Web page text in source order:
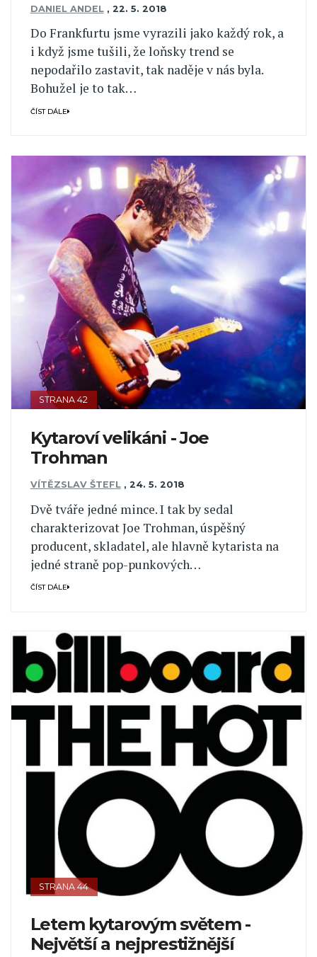
DANIEL ANDEL , 22. 5. 2018
Do Frankfurtu jsme vyrazili jako každý rok, a
i když jsme tušili, že loňsky trend se
nepodařilo zastavit, tak naděje v nás byla.
Bohužel je to tak…
ČÍST DÁLE
STRANA 42
Kytaroví velikáni - Joe
Trohman
VÍTĚZSLAV ŠTEFL , 24. 5. 2018
Dvě tváře jedné mince. I tak by sedal
charakterizovat Joe Trohman, úspěšný
producent, skladatel, ale hlavně kytarista na
jedné straně pop-punkových…
ČÍST DÁLE
STRANA 44
Letem kytarovým světem -
Největší a nejprestižnější